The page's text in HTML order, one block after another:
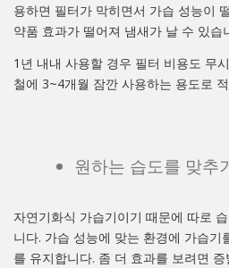
용하면 필터가 막히면서 가습 성능이
약품 효과가 떨어져 냄새가 날 수 있습
1년 내내 사용할 경우 필터 비용도 무
철에 3~4개월 잠깐 사용하는 용도로
원하는 습도를 맞추
자연기화식 가습기이기 때문에 따로
니다. 가습 성능에 맞는 환경에 가습기
를 유지합니다. 좀 더 효과를 보려면